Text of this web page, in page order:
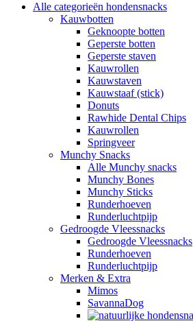
Alle categorieën hondensnacks
Kauwbotten
Geknoopte botten
Geperste botten
Geperste staven
Kauwrollen
Kauwstaven
Kauwstaaf (stick)
Donuts
Rawhide Dental Chips
Kauwrollen
Springveer
Munchy Snacks
Alle Munchy snacks
Munchy Bones
Munchy Sticks
Runderhoeven
Runderluchtpijp
Gedroogde Vleessnacks
Gedroogde Vleessnacks
Runderhoeven
Runderluchtpijp
Merken & Extra
Mimos
SavannaDog